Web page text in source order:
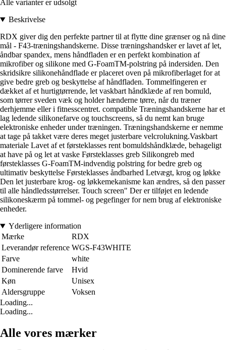
Alle varianter er udsolgt
Beskrivelse
RDX giver dig den perfekte partner til at flytte dine grænser og nå dine
mål - F43-træningshandskerne. Disse træningshandsker er lavet af let,
åndbar spandex, mens håndfladen er en perfekt kombination af
mikrofiber og silikone med G-FoamTM-polstring på indersiden. Den
skridsikre silikonehåndflade er placeret oven på mikrofiberlaget for at
give bedre greb og beskyttelse af håndfladen. Tommelfingeren er
dækket af et hurtigtørrende, let vaskbart håndklæde af ren bomuld,
som tørrer sveden væk og holder hænderne tørre, når du træner
derhjemme eller i fitnesscentret. compatible Træningshandskerne har et
lag ledende silikonefarve og touchscreens, så du nemt kan bruge
elektroniske enheder under træningen. Træningshandskerne er nemme
at tage på takket være deres meget justerbare velcrolukning.Vaskbart
materiale Lavet af et førsteklasses rent bomuldshåndklæde, behageligt
at have på og let at vaske Førsteklasses greb Silikongreb med
førsteklasses G-FoamTM-indvendig polstring for bedre greb og
ultimativ beskyttelse Førsteklasses åndbarhed Letvægt, krog og løkke
Den let justerbare krog- og løkkemekanisme kan ændres, så den passer
til alle håndledsstørrelser. Touch screen" Der er tilføjet en ledende
silikoneskærm på tommel- og pegefinger for nem brug af elektroniske
enheder.
Yderligere information
Mærke
RDX
Leverandør reference WGS-F43WHITE
Farve
white
Dominerende farve
Hvid
Køn
Unisex
Aldersgruppe
Voksen
Loading...
Loading...
Alle vores mærker